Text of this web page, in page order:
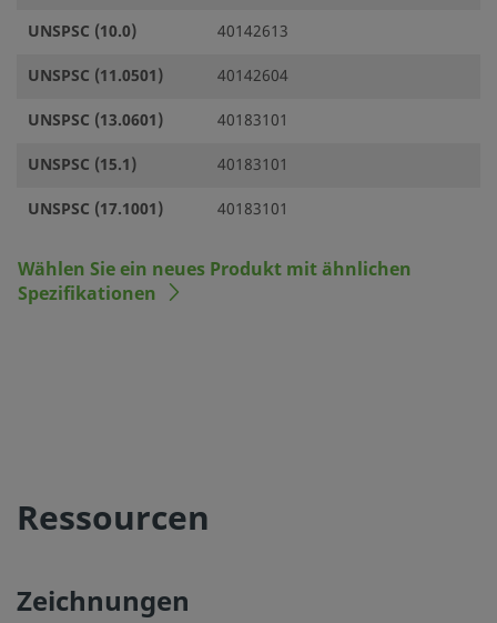
UNSPSC (10.0)
40142613
UNSPSC (11.0501)
40142604
UNSPSC (13.0601)
40183101
UNSPSC (15.1)
40183101
UNSPSC (17.1001)
40183101
Wählen Sie ein neues Produkt mit ähnlichen
Spezifikationen
Ressourcen
Zeichnungen